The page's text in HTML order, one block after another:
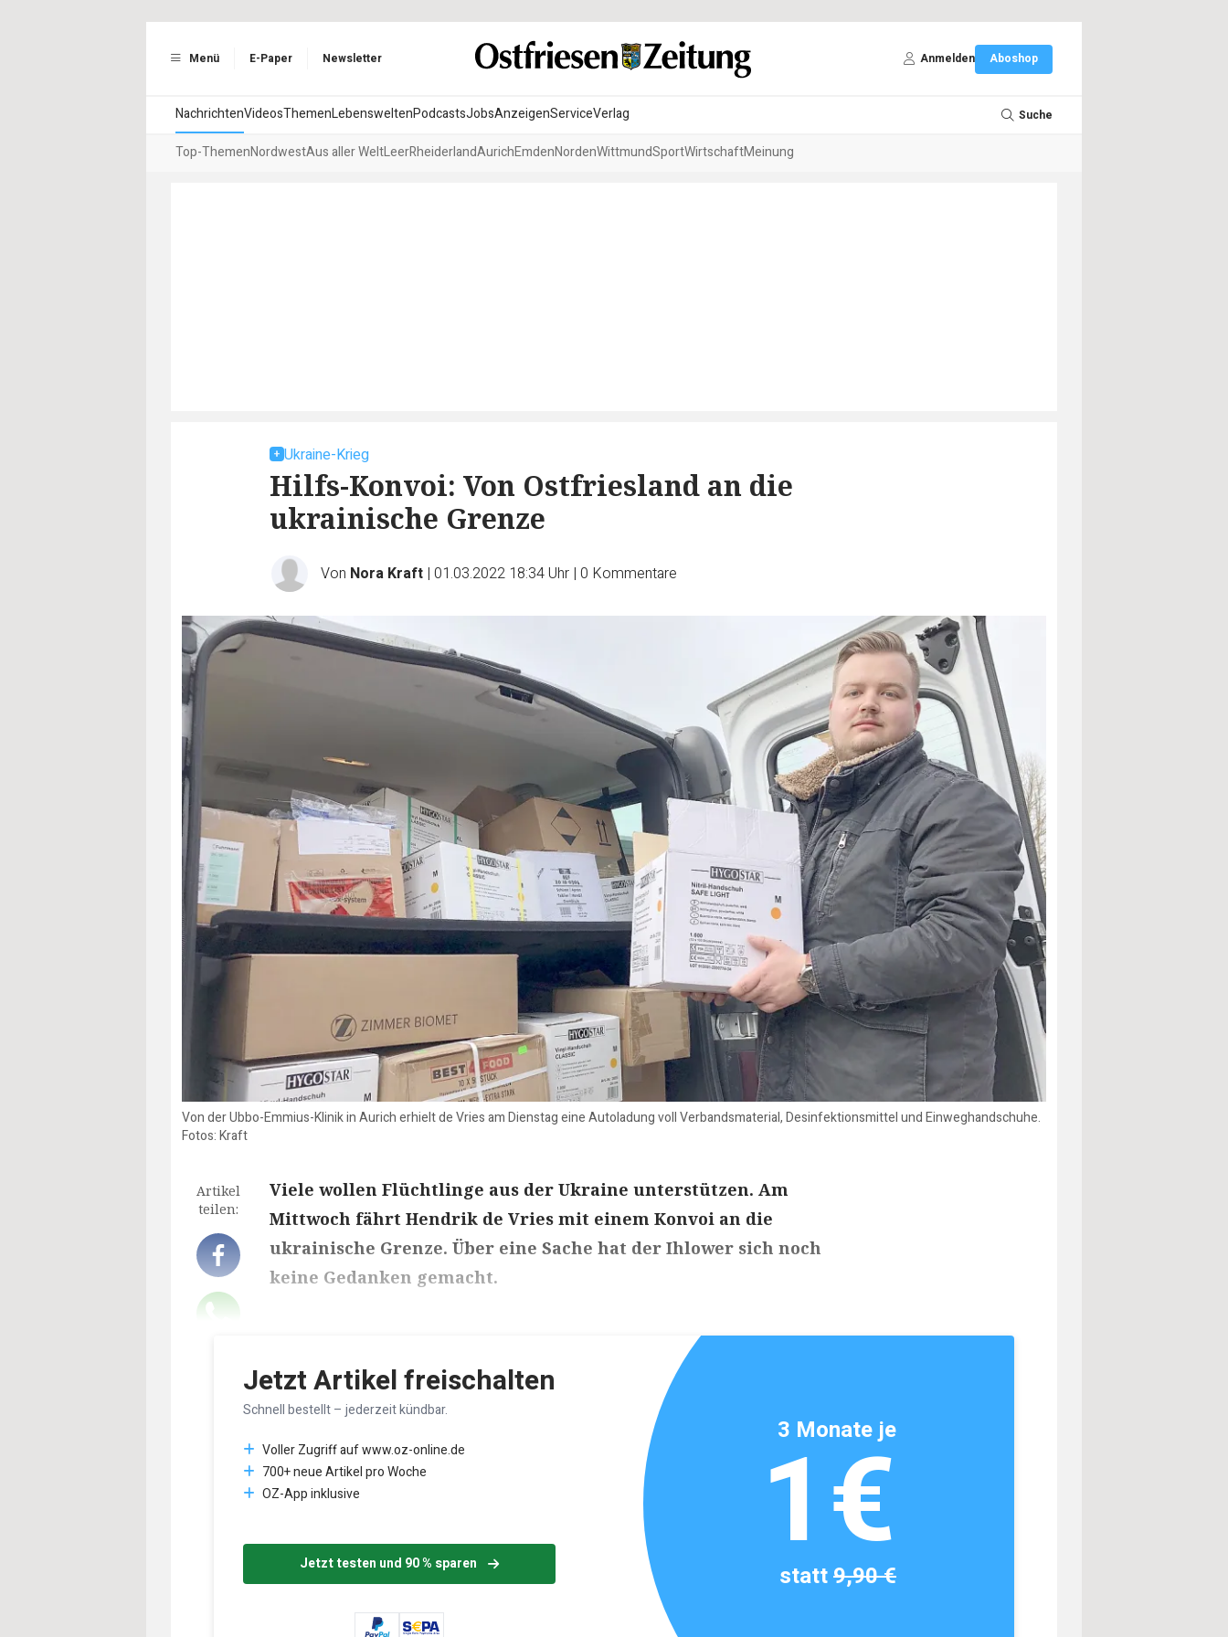
Menü E-Paper Newsletter Anmelden Aboshop
NachrichtenVideosThemenLebensweltenPodcastsJobsAnzeigenServiceVerlag Suche
Top-ThemenNordwestAus aller WeltLeerRheiderlandAurichEmdenNordenWittmundSportWirtschaftMeinung
Ukraine-Krieg
Hilfs-Konvoi: Von Ostfriesland an die
ukrainische Grenze
Von Nora Kraft | 01.03.2022 18:34 Uhr | 0 Kommentare
Von der Ubbo-Emmius-Klinik in Aurich erhielt de Vries am Dienstag eine Autoladung voll Verbandsmaterial, Desinfektionsmittel und Einweghandschuhe.
Fotos: Kraft
Artikel
teilen:
Viele wollen Flüchtlinge aus der Ukraine unterstützen. Am
Mittwoch fährt Hendrik de Vries mit einem Konvoi an die
ukrainische Grenze. Über eine Sache hat der Ihlower sich noch
keine Gedanken gemacht.
Jetzt Artikel freischalten
Schnell bestellt – jederzeit kündbar.
Voller Zugriff auf www.oz-online.de
700+ neue Artikel pro Woche
OZ-App inklusive
Jetzt testen und 90 % sparen
3 Monate je
1€
statt9,90 €